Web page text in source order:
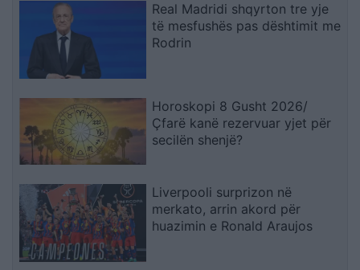
Real Madridi shqyrton tre yje
të mesfushës pas dështimit me
Rodrin
Horoskopi 8 Gusht 2026/
Çfarë kanë rezervuar yjet për
secilën shenjë?
Liverpooli surprizon në
merkato, arrin akord për
huazimin e Ronald Araujos